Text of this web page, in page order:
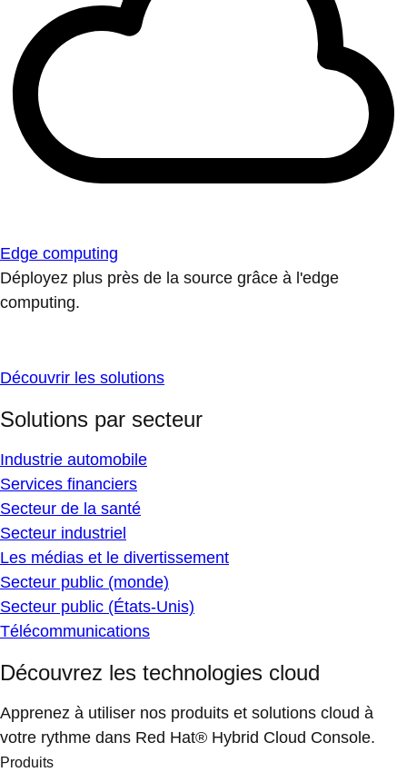
Edge computing
Déployez plus près de la source grâce à l'edge
computing.
Découvrir les solutions
Solutions par secteur
Industrie automobile
Services financiers
Secteur de la santé
Secteur industriel
Les médias et le divertissement
Secteur public (monde)
Secteur public (États-Unis)
Télécommunications
Découvrez les technologies cloud
Apprenez à utiliser nos produits et solutions cloud à
votre rythme dans Red Hat® Hybrid Cloud Console.
Produits